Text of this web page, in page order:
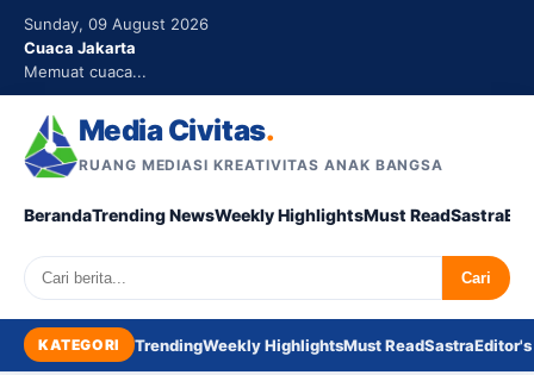
Sunday, 09 August 2026
Cuaca Jakarta
Memuat cuaca...
Media Civitas.
RUANG MEDIASI KREATIVITAS ANAK BANGSA
BerandaTrending NewsWeekly HighlightsMust ReadSastra
Search Cari
KATEGORI TrendingWeekly HighlightsMust ReadSastra